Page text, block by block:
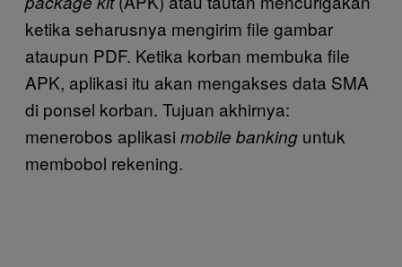
ketika seharusnya mengirim file gambar
ataupun PDF. Ketika korban membuka file
APK, aplikasi itu akan mengakses data SMA
di ponsel korban. Tujuan akhirnya:
menerobos aplikasi mobile banking untuk
membobol rekening.